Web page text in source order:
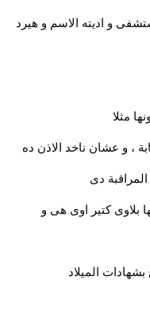
و اديته الاسم و هيرد
مثلا
، و عشان ناخد الاذن ده
دى
بلاوى كتير اوى هى و
الميلاد